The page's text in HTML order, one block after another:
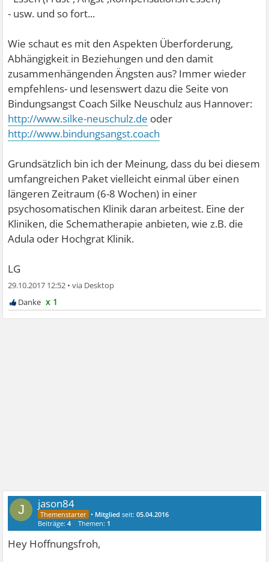
- usw. und so fort...
Wie schaut es mit den Aspekten Überforderung,
Abhängigkeit in Beziehungen und den damit
zusammenhängenden Ängsten aus? Immer wieder
empfehlens- und lesenswert dazu die Seite von
Bindungsangst Coach Silke Neuschulz aus Hannover:
http://www.silke-neuschulz.de oder
http://www.bindungsangst.coach
Grundsätzlich bin ich der Meinung, dass du bei diesem
umfangreichen Paket vielleicht einmal über einen
längeren Zeitraum (6-8 Wochen) in einer
psychosomatischen Klinik daran arbeitest. Eine der
Kliniken, die Schematherapie anbieten, wie z.B. die
Adula oder Hochgrat Klinik.
LG
29.10.2017 12:52 •
x 1
J jason84
• Mitglied seit:05.04.2016
Beiträge:4 Themen: 1
Hey Hoffnungsfroh,